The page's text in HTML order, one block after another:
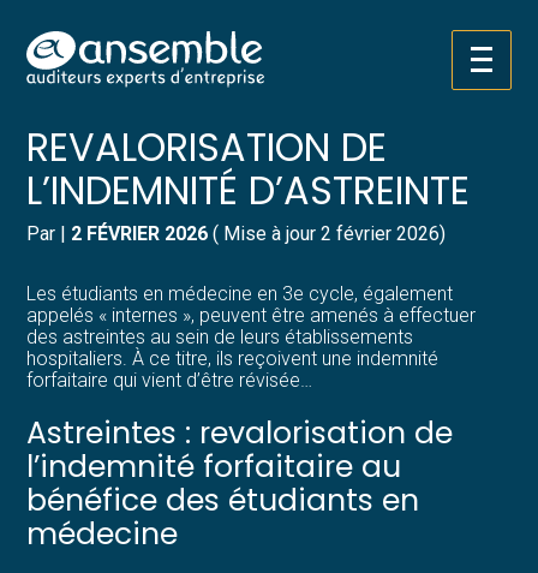
Aller
au
Créer et reprendre une activité
Gérer votre quotidien
Piloter votre entreprise
Développer votre entreprise
Construire votre patrimoine
Structurer votre croissance
Être prêt pour la facturation
électronique
Pilotez votre gestion
Suivre votre comptabilité
Gérer vos ressources humaines
Dématérialiser vos documents
INTERNES EN MÉDECINE :
REVALORISATION DE
L’INDEMNITÉ D’ASTREINTE
Par | 2 FÉVRIER 2026 ( Mise à jour 2 février 2026)
Les étudiants en médecine en 3e cycle, également
appelés « internes », peuvent être amenés à effectuer
des astreintes au sein de leurs établissements
hospitaliers. À ce titre, ils reçoivent une indemnité
forfaitaire qui vient d’être révisée…
Astreintes : revalorisation de
l’indemnité forfaitaire au
bénéfice des étudiants en
médecine